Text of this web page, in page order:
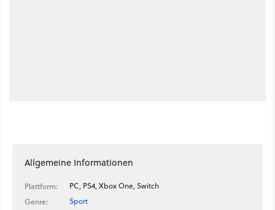
Allgemeine Informationen
Plattform:
PC, PS4, Xbox One, Switch
Genre:
Sport